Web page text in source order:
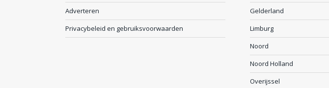
Adverteren
Privacybeleid en gebruiksvoorwaarden
Gelderland
Limburg
Noord
Noord Holland
Overijssel